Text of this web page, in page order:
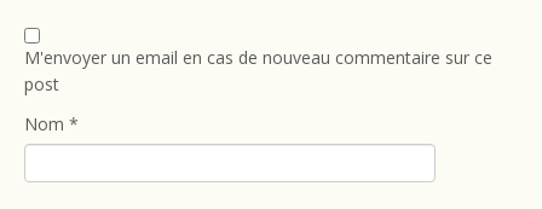
M'envoyer un email en cas de nouveau commentaire sur ce
post
Nom *